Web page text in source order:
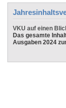
VKU auf einen
Das gesamte
Ausgaben 2024